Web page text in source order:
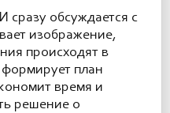
сразу обсуждается с
изображение,
происходят в
формирует план
время и
решение о